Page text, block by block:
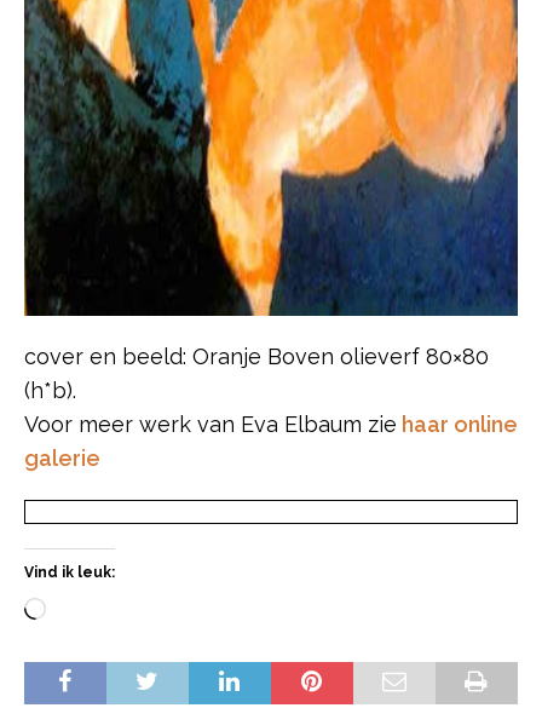
cover en beeld: Oranje Boven olieverf 80×80
(h*b).
Voor meer werk van Eva Elbaum zie haar online
galerie
Vind ik leuk: